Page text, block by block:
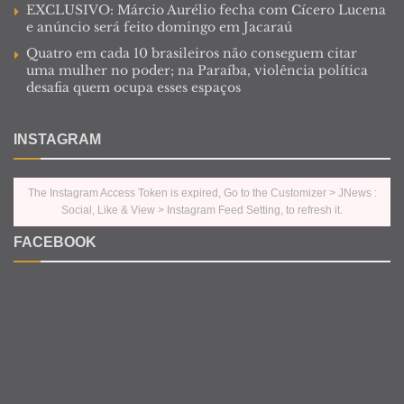
EXCLUSIVO: Márcio Aurélio fecha com Cícero Lucena
e anúncio será feito domingo em Jacaraú
Quatro em cada 10 brasileiros não conseguem citar
uma mulher no poder; na Paraíba, violência política
desafia quem ocupa esses espaços
INSTAGRAM
The Instagram Access Token is expired, Go to the Customizer > JNews :
Social, Like & View > Instagram Feed Setting, to refresh it.
FACEBOOK